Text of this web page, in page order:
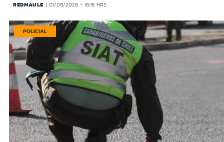
REDMAULE 01/08/2026 - 18:18 HRS
POLICIAL